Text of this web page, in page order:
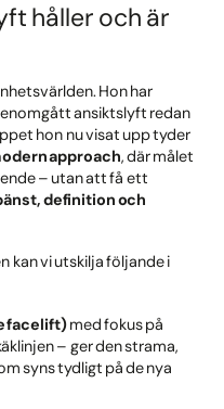
håller och är
Hon har
ansiktslyft redan
hon nu visat upp tyder
approach, där målet
– utan att få ett
definition och
kan vi utskilja följande i
facelift)med fokus på
– ger den strama,
syns tydligt på de nya